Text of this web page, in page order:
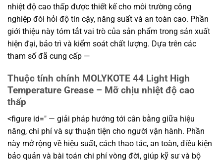
nhiệt độ cao thấp được thiết kế cho môi trường công
nghiệp đòi hỏi độ tin cậy, năng suất và an toàn cao. Phần
giới thiệu này tóm tắt vai trò của sản phẩm trong sản xuất
hiện đại, bảo trì và kiểm soát chất lượng. Dựa trên các
tham số đã cung cấp —
Thuộc tính chính MOLYKOTE 44 Light High
Temperature Grease – Mỡ chịu nhiệt độ cao
thấp
<figure id=" — giải pháp hướng tới cân bằng giữa hiệu
năng, chi phí và sự thuận tiện cho người vận hành. Phần
này mở rộng về hiệu suất, cách thao tác, an toàn, điều kiện
bảo quản và bài toán chi phí vòng đời, giúp kỹ sư và bộ